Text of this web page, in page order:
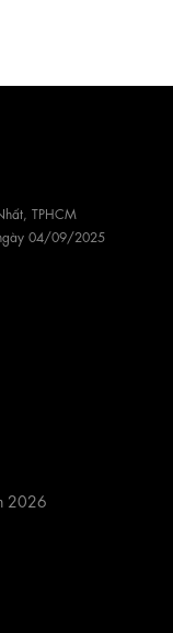
TPHCM
04/09/2025
2026